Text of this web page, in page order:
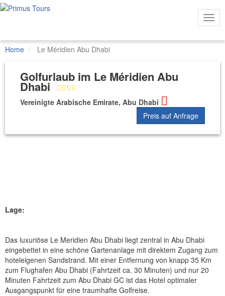
Home Le Méridien Abu Dhabi
Golfurlaub im Le Méridien Abu
Dhabi
Vereinigte Arabische Emirate, Abu Dhabi
Preis auf Anfrage
Lage:
Das luxuriöse Le Meridien Abu Dhabi liegt zentral in Abu Dhabi
eingebettet in eine schöne Gartenanlage mit direktem Zugang zum
hoteleigenen Sandstrand. Mit einer Entfernung von knapp 35 Km
zum Flughafen Abu Dhabi (Fahrtzeit ca. 30 Minuten) und nur 20
Minuten Fahrtzeit zum Abu Dhabi GC ist das Hotel optimaler
Ausgangspunkt für eine traumhafte Golfreise.